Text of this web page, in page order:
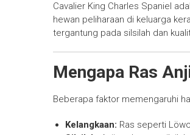
Cavalier King Charles Spaniel
hewan peliharaan di keluarga
tergantung pada silsilah dan
Mengapa Ras
Beberapa faktor memengaruhi
Kelangkaan: Ras seperti